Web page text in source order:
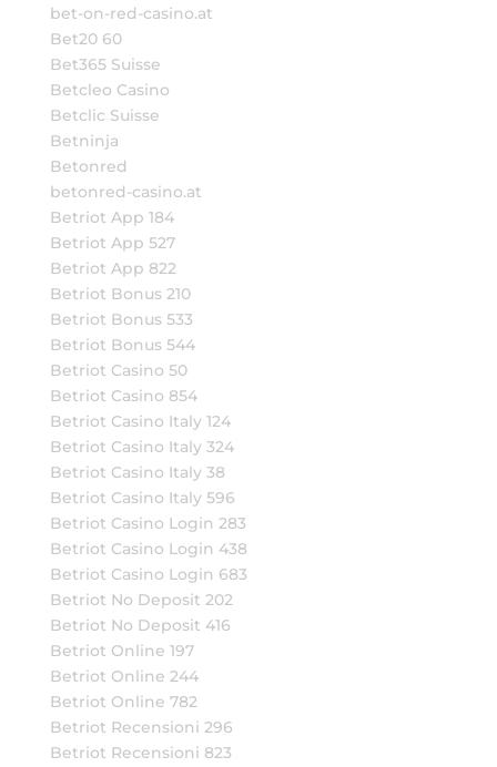
bet-on-red-casino.at
Bet20 60
Bet365 Suisse
Betcleo Casino
Betclic Suisse
Betninja
Betonred
betonred-casino.at
Betriot App 184
Betriot App 527
Betriot App 822
Betriot Bonus 210
Betriot Bonus 533
Betriot Bonus 544
Betriot Casino 50
Betriot Casino 854
Betriot Casino Italy 124
Betriot Casino Italy 324
Betriot Casino Italy 38
Betriot Casino Italy 596
Betriot Casino Login 283
Betriot Casino Login 438
Betriot Casino Login 683
Betriot No Deposit 202
Betriot No Deposit 416
Betriot Online 197
Betriot Online 244
Betriot Online 782
Betriot Recensioni 296
Betriot Recensioni 823